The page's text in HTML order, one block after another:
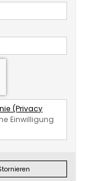
(Privacy
Einwilligung